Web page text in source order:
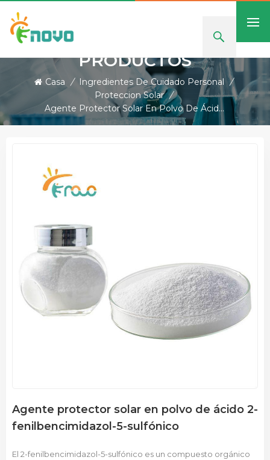
PRODUCTOS
Casa / Ingredientes De Cuidado Personal /
Proteccion Solar /
Agente Protector Solar En Polvo De Ácido 2-Fenilbencimidazol-5-Sulfónico
Agente protector solar en polvo de ácido 2-
fenilbencimidazol-5-sulfónico
El 2-fenilbencimidazol-5-sulfónico es un compuesto orgánico